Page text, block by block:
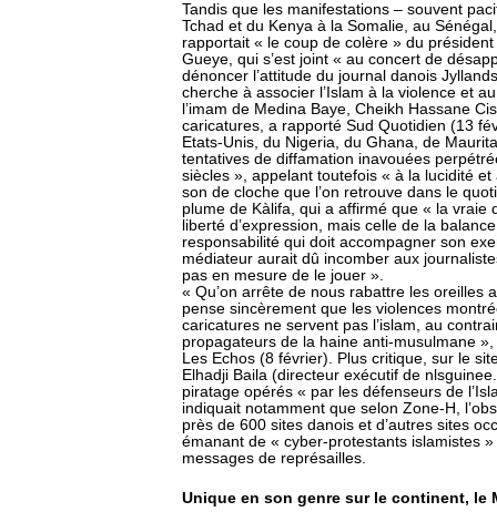
Tandis que les manifestations – souvent
Tchad et du Kenya à la Somalie, au
rapportait « le coup de colère » du
Gueye, qui s’est joint « au concert de
dénoncer l’attitude du journal danois
cherche à associer l’Islam à la violence et
l’imam de Medina Baye, Cheikh Hassane
caricatures, a rapporté Sud Quotidien (13
Etats-Unis, du Nigeria, du Ghana, de
tentatives de diffamation inavouées
siècles », appelant toutefois « à la lucidité
son de cloche que l’on retrouve dans le
plume de Kàlifa, qui a affirmé que « la vraie
liberté d’expression, mais celle de la
responsabilité qui doit accompagner son
médiateur aurait dû incomber aux
pas en mesure de le jouer ».
« Qu’on arrête de nous rabattre les oreilles
pense sincèrement que les violences
caricatures ne servent pas l’islam, au
propagateurs de la haine anti-musulmane
Les Echos (8 février). Plus critique, sur le
Elhadji Baila (directeur exécutif de
piratage opérés « par les défenseurs de
indiquait notamment que selon Zone-H,
près de 600 sites danois et d’autres sites
émanant de « cyber-protestants islamistes
messages de représailles.
Unique en son genre sur le continent, le